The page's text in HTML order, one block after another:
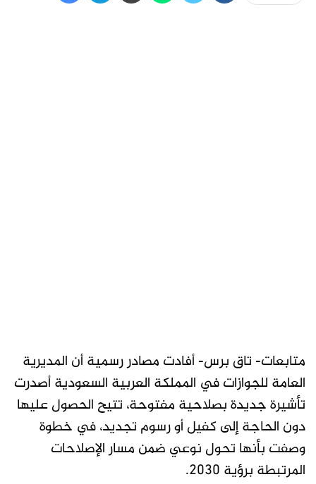
متابعات- تاق برس- أفادت مصادر رسمية أن المديرية
العامة للجوازات في المملكة العربية السعودية أصدرت
تأشيرة جديدة بصلاحية مفتوحة، تتيح الحصول عليها
دون الحاجة إلى كفيل أو رسوم تجديد، في خطوة
وصفت بأنها تحول نوعي ضمن مسار الإصلاحات
المرتبطة برؤية 2030.